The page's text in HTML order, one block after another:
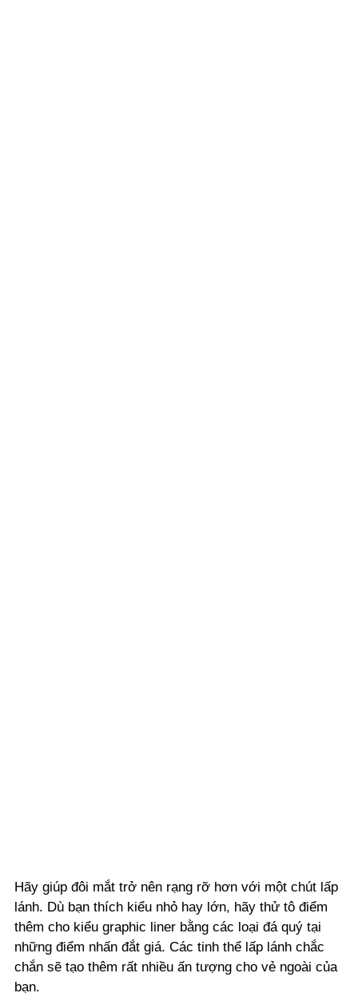
Hãy giúp đôi mắt trở nên rạng rỡ hơn với một chút lấp
lánh. Dù bạn thích kiểu nhỏ hay lớn, hãy thử tô điểm
thêm cho kiểu graphic liner bằng các loại đá quý tại
những điểm nhấn đắt giá. Các tinh thể lấp lánh chắc
chắn sẽ tạo thêm rất nhiều ấn tượng cho vẻ ngoài của
bạn.